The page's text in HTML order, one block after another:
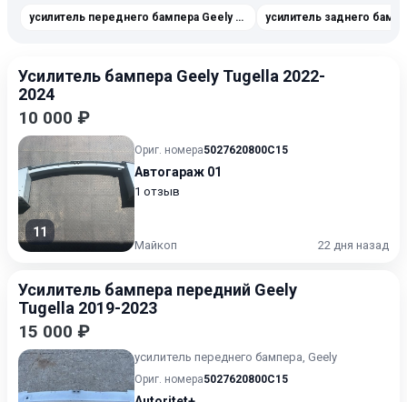
усилитель переднего бампера Geely Tugella
Усилитель бампера Geely Tugella 2022-
2024
10 000 ₽
11
Ориг. номера5027620800C15
Автогараж 01
1 отзыв
Майкоп 22 дня назад
Усилитель бампера передний Geely
Tugella 2019-2023
15 000 ₽
усилитель переднего бампера, Geely
Ориг. номера5027620800C15